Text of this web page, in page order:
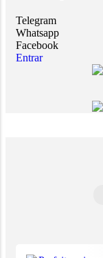
Telegram
Whatsapp
Facebook
Entrar